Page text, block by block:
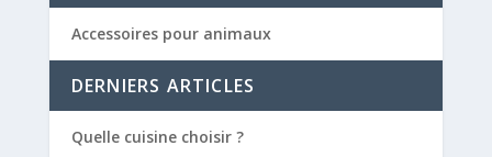
Accessoires pour animaux
DERNIERS ARTICLES
Quelle cuisine choisir ?